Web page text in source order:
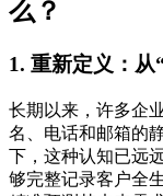
么？
1. 重新定义：从
长期以来，许多企
名、电话和邮箱的
下，这种认知已远
够完整记录客户全